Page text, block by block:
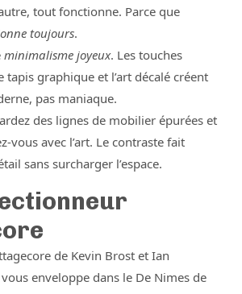
tout fonctionne. Parce que
toujours.
minimalisme joyeux. Les touches
tapis graphique et l’art décalé créent
pas maniaque.
des lignes de mobilier épurées et
vous avec l’art. Le contraste fait
sans surcharger l’espace.
de Kevin Brost et Ian
enveloppe dans le De Nimes de